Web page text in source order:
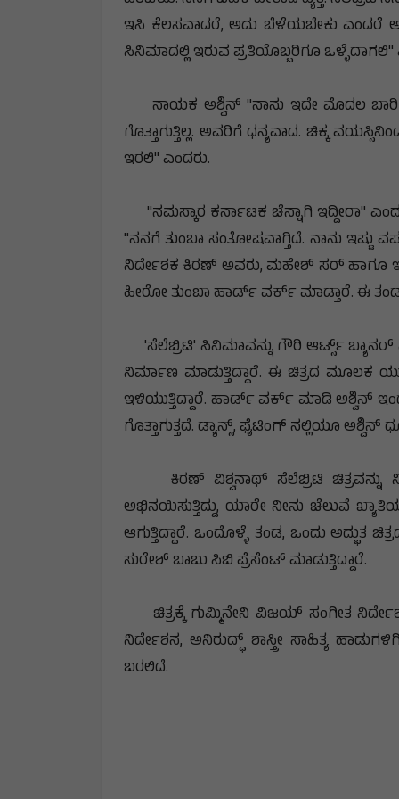
ಇಸಿ ಕೆಲಸವಾದರೆ, ಅದು ಬೆಳೆಯಬೇಕು ಎಂದರೆ
ಸಿನಿಮಾದಲ್ಲಿ ಇರುವ ಪ್ರತಿಯೊಬ್ಬರಿಗೂ ಒಳ್ಳೆದಾಗಲಿ"
ನಾಯಕ ಅಶ್ವಿನ್ "ನಾನು ಇದೇ ಮೊದಲ ಬಾರಿಗೆ
ಗೊತ್ತಾಗುತ್ತಿಲ್ಲ. ಅವರಿಗೆ ಧನ್ಯವಾದ. ಚಿಕ್ಕ
ಇರಲಿ" ಎಂದರು.
"ನಮಸ್ಕಾರ ಕರ್ನಾಟಕ ಚೆನ್ನಾಗಿ ಇದ್ದೀರಾ"
"ನನಗೆ ತುಂಬಾ ಸಂತೋಷವಾಗ್ತಿದೆ.‌ ನಾನು ಇಷ್ಟು
ನಿರ್ದೇಶಕ ಕಿರಣ್ ಅವರು, ಮಹೇಶ್ ಸರ್ ಹಾಗೂ
ಹೀರೋ ತುಂಬಾ ಹಾರ್ಡ್ ವರ್ಕ್ ಮಾಡ್ತಾರೆ.‌ ಈ
'ಸೆಲೆಬ್ರಿಟಿ' ಸಿನಿಮಾವನ್ನು ಗೌರಿ ಆರ್ಟ್ಸ್
ನಿರ್ಮಾಣ ಮಾಡುತ್ತಿದ್ದಾರೆ. ಈ ಚಿತ್ರದ ಮೂಲಕ
ಇಳಿಯುತ್ತಿದ್ದಾರೆ. ಹಾರ್ಡ್ ವರ್ಕ್ ಮಾಡಿ ಅಶ್ವಿನ್
ಗೊತ್ತಾಗುತ್ತದೆ. ಡ್ಯಾನ್ಸ್, ಫೈಟಿಂಗ್ ನಲ್ಲಿಯೂ ಅಶ್ವಿನ್
ಕಿರಣ್ ವಿಶ್ವನಾಥ್ ಸೆಲೆಬ್ರಿಟಿ ಚಿತ್ರವನ್ನು
ಅಭಿನಯಿಸುತ್ತಿದ್ದು, ಯಾರೇ ನೀನು ಚೆಲುವೆ
ಆಗುತ್ತಿದ್ದಾರೆ. ಒಂದೊಳ್ಳೆ ತಂಡ, ಒಂದು ಅದ್ಭುತ
ಸುರೇಶ್ ಬಾಬು ಸಿಬಿ ಪ್ರೆಸೆಂಟ್ ಮಾಡುತ್ತಿದ್ದಾರೆ.
ಚಿತ್ರಕ್ಕೆ ಗುಮ್ಮಿನೇನಿ ವಿಜಯ್ ಸಂಗೀತ
ನಿರ್ದೇಶನ, ಅನಿರುದ್ಧ್ ಶಾಸ್ತ್ರೀ ಸಾಹಿತ್ಯ
ಬರಲಿದೆ.